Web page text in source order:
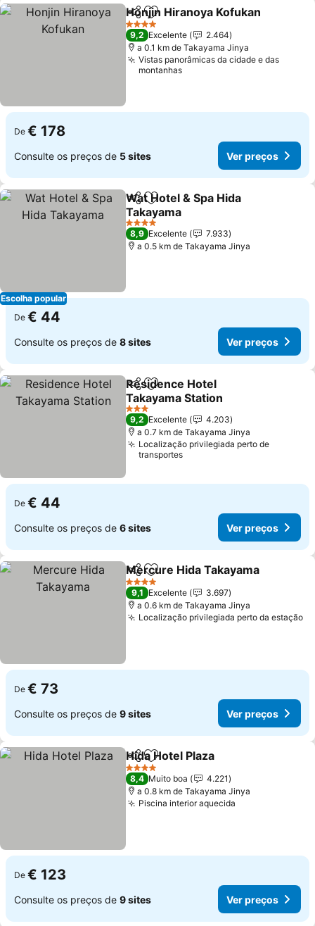
PartilharAdicionar aos favoritos
Honjin Hiranoya Kofukan
4 Estrelas
9,2 Excelente
2.464
a 0.1 km de Takayama Jinya
Vistas panorâmicas da cidade e das
montanhas
De € 178
Consulte os preços de 5 sites Ver preços
Escolha popular
PartilharAdicionar aos favoritos
Wat Hotel & Spa Hida
Takayama
Ver preços
4 Estrelas
8,9 Excelente
7.933
a 0.5 km de Takayama Jinya
De € 44
Consulte os preços de 8 sites Ver preços
PartilharAdicionar aos favoritos
Residence Hotel
Takayama Station
Ver preços
3 Estrelas
9,2 Excelente
4.203
a 0.7 km de Takayama Jinya
Localização privilegiada perto de
transportes
De € 44
Consulte os preços de 6 sites Ver preços
PartilharAdicionar aos favoritos
Mercure Hida Takayama
4 Estrelas
9,1 Excelente
3.697
a 0.6 km de Takayama Jinya
Localização privilegiada perto da estação
De € 73
Consulte os preços de 9 sites Ver preços
PartilharAdicionar aos favoritos
Hida Hotel Plaza
4 Estrelas
8,4 Muito boa
4.221
a 0.8 km de Takayama Jinya
Piscina interior aquecida
De € 123
Consulte os preços de 9 sites Ver preços